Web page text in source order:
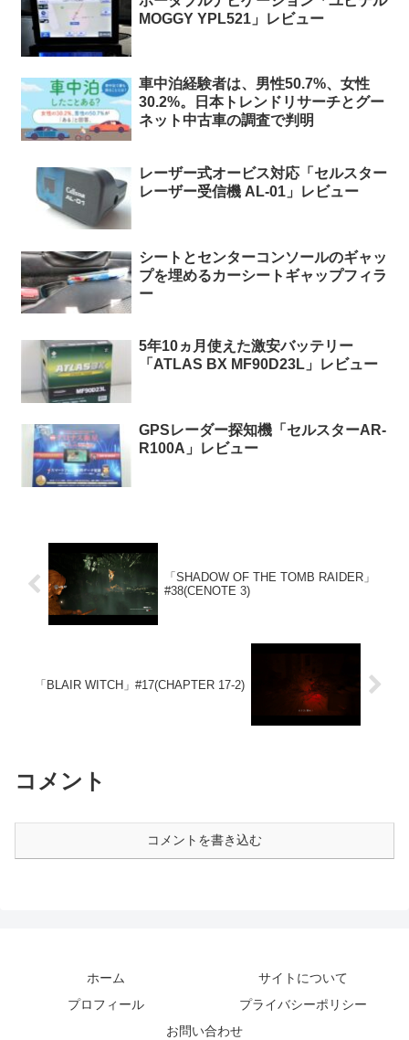
MOGGY YPL521」レビュー
車中泊経験者は、男性50.7%、女性
30.2%。日本トレンドリサーチとグー
ネット中古車の調査で判明
レーザー式オービス対応「セルスター
レーザー受信機 AL-01」レビュー
シートとセンターコンソールのギャッ
プを埋めるカーシートギャップフィラ
ー
5年10ヵ月使えた激安バッテリー
「ATLAS BX MF90D23L」レビュー
GPSレーダー探知機「セルスターAR-
R100A」レビュー
「SHADOW OF THE TOMB RAIDER」
#38(CENOTE 3)
「BLAIR WITCH」#17(CHAPTER 17-2)
コメント
コメントを書き込む
ホーム
サイトについて
プロフィール
プライバシーポリシー
お問い合わせ